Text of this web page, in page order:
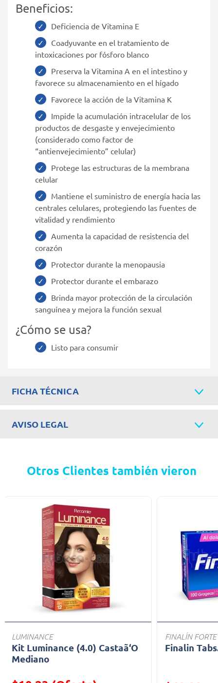
Beneficios:
Deficiencia de Vitamina E
Coadyuvante en el tratamiento de
intoxicaciones por fósforo blanco
Preserva la Vitamina A en el intestino y
favorece su almacenamiento en el hígado
Favorece la acción de la Vitamina K
Impide la acumulación intracelular de los
productos de desgaste y envejecimiento
(considerado como factor de
“antienvejecimiento” celular)
Protege las estructuras de la membrana
celular
Mantiene el suministro de energía hacia las
centrales celulares, protegiendo las fuentes de
vitalidad y rendimiento
Aumenta la capacidad de resistencia del
corazón
Protector durante la menopausia
Protector durante el embarazo
Brinda mayor protección de la circulación
sanguínea y mejora la función sexual
¿Cómo se usa?
Listo para consumir
FICHA TÉCNICA
AVISO LEGAL
Otros Clientes también vieron
LUMINANCE
Kit Luminance (4.0) Castaã‘O
Mediano
FINALÍN FORTE
Finalin